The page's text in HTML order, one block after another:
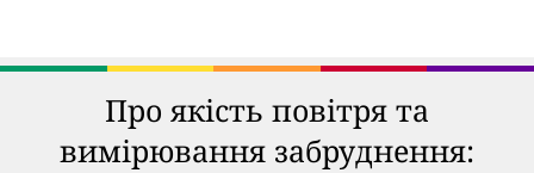
Про якість повітря та
вимірювання забруднення: